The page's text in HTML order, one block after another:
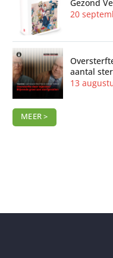
Gezond
20
aantal
13
MEER >